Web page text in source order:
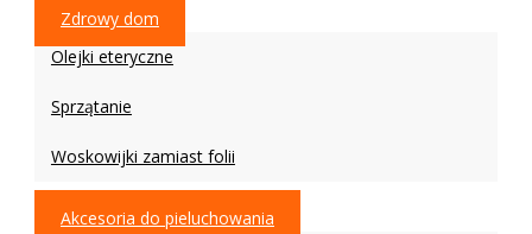
Zdrowy dom
Olejki eteryczne
Sprzątanie
Woskowijki zamiast folii
Akcesoria do pieluchowania